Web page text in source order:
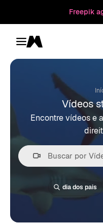
Freepik
Toggle menu
Magnific
Vídeos
Encontre vídeos e
dia dos pais